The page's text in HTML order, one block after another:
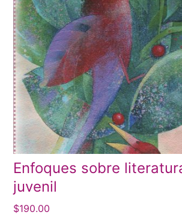
Enfoques sobre
juvenil
$190.00